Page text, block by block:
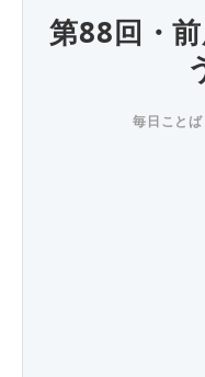
第88回・
毎日ことば